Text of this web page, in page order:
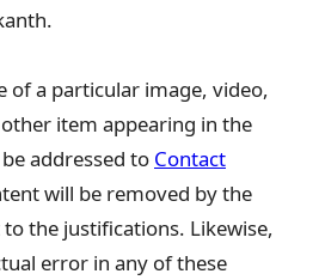
of a particular image, video,
item appearing in the
addressed to Contact
will be removed by the
the justifications. Likewise,
error in any of these